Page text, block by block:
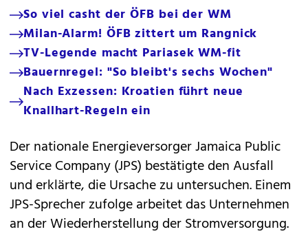
So viel casht der ÖFB bei der WM
Milan-Alarm! ÖFB zittert um Rangnick
TV-Legende macht Pariasek WM-fit
Bauernregel: "So bleibt's sechs Wochen"
Nach Exzessen: Kroatien führt neue
Knallhart-Regeln ein
Der nationale Energieversorger Jamaica Public
Service Company (JPS) bestätigte den Ausfall
und erklärte, die Ursache zu untersuchen. Einem
JPS-Sprecher zufolge arbeitet das Unternehmen
an der Wiederherstellung der Stromversorgung.